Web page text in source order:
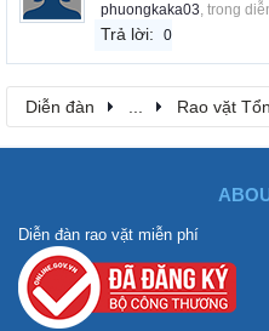
phuongkaka03, trong
Trả lời: 0
Diễn đàn ... Rao vặt
Diễn đàn rao vặt miễn phí